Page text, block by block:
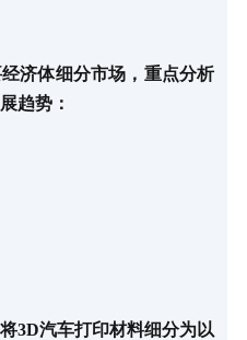
济体细分市场，重点分析
趋势：
3D汽车打印材料细分为以